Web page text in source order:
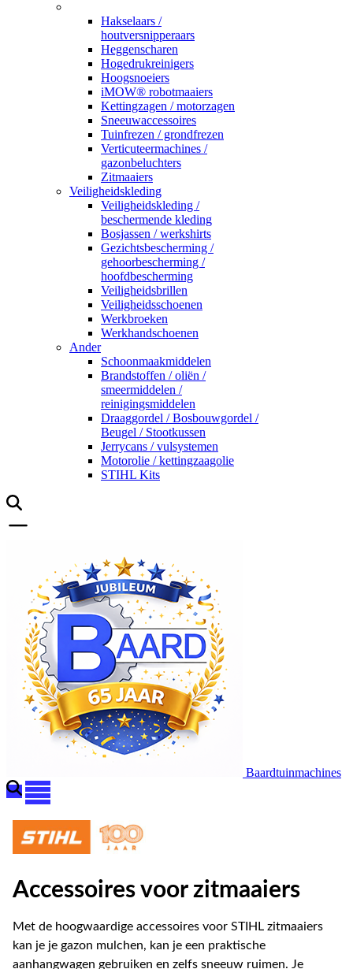
Hakselaars /
houtversnipperaars
Heggenscharen
Hogedrukreinigers
Hoogsnoeiers
iMOW® robotmaaiers
Kettingzagen / motorzagen
Sneeuwaccessoires
Tuinfrezen / grondfrezen
Verticuteermachines /
gazonbeluchters
Zitmaaiers
Veiligheidskleding
Veiligheidskleding /
beschermende kleding
Bosjassen / werkshirts
Gezichtsbescherming /
gehoorbescherming /
hoofdbescherming
Veiligheidsbrillen
Veiligheidsschoenen
Werkbroeken
Werkhandschoenen
Ander
Schoonmaakmiddelen
Brandstoffen / oliën /
smeermiddelen /
reinigingsmiddelen
Draaggordel / Bosbouwgordel /
Beugel / Stootkussen
Jerrycans / vulsystemen
Motorolie / kettingzaagolie
STIHL Kits
Baardtuinmachines
Accessoires voor zitmaaiers
Met de hoogwaardige accessoires voor STIHL zitmaaiers
kan je je gazon mulchen, kan je een praktische
aanhangwagen gebruiken en zelfs sneeuw ruimen. Je